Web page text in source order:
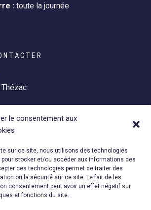
le consentement aux
sur ce site, nous utilisons des technologies
stocker et/ou accéder aux informations des
ces technologies permet de traiter des
ou la sécurité sur ce site. Le fait de les
consentement peut avoir un effet négatif sur
et fonctions du site.
: toute la journée
AUSSI SUR…